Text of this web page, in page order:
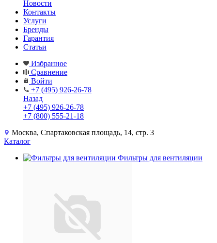
Новости
Контакты
Услуги
Бренды
Гарантия
Статьи
Избранное
Сравнение
Войти
+7 (495) 926-26-78
Назад
+7 (495) 926-26-78
+7 (800) 555-21-18
Москва, Спартаковская площадь, 14, стр. 3
Каталог
Фильтры для вентиляции